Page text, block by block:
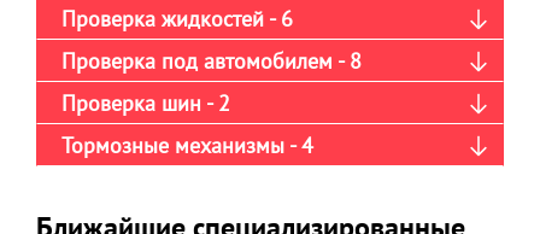
Проверка жидкостей - 6
Проверка под автомобилем - 8
Проверка шин - 2
Тормозные механизмы - 4